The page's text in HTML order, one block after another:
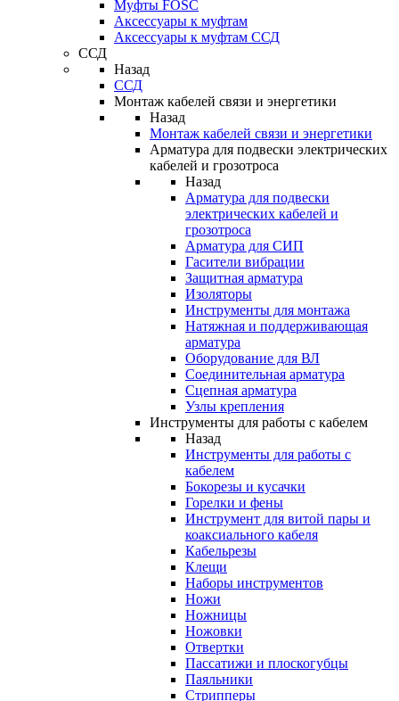
Муфты FOSC
Аксессуары к муфтам
Аксессуары к муфтам ССД
ССД
Назад
ССД
Монтаж кабелей связи и энергетики
Назад
Монтаж кабелей связи и энергетики
Арматура для подвески электрических
кабелей и грозотроса
Назад
Арматура для подвески
электрических кабелей и
грозотроса
Арматура для СИП
Гасители вибрации
Защитная арматура
Изоляторы
Инструменты для монтажа
Натяжная и поддерживающая
арматура
Оборудование для ВЛ
Соединительная арматура
Сцепная арматура
Узлы крепления
Инструменты для работы с кабелем
Назад
Инструменты для работы с
кабелем
Бокорезы и кусачки
Горелки и фены
Инструмент для витой пары и
коаксиального кабеля
Кабельрезы
Клещи
Наборы инструментов
Ножи
Ножницы
Ножовки
Отвертки
Пассатижи и плоскогубцы
Паяльники
Стрипперы